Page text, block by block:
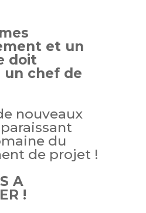
et un
doit
chef de
nouveaux
du
de projet !
A
!